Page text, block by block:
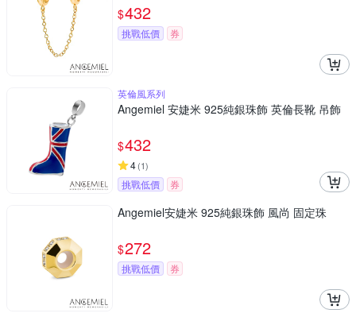
$432
挑戰低價 券
英倫風系列
Angemiel 安婕米 925純銀珠飾 英倫長靴 吊飾
$432
4(1)
挑戰低價 券
Angemiel安婕米 925純銀珠飾 風尚 固定珠
$272
挑戰低價 券